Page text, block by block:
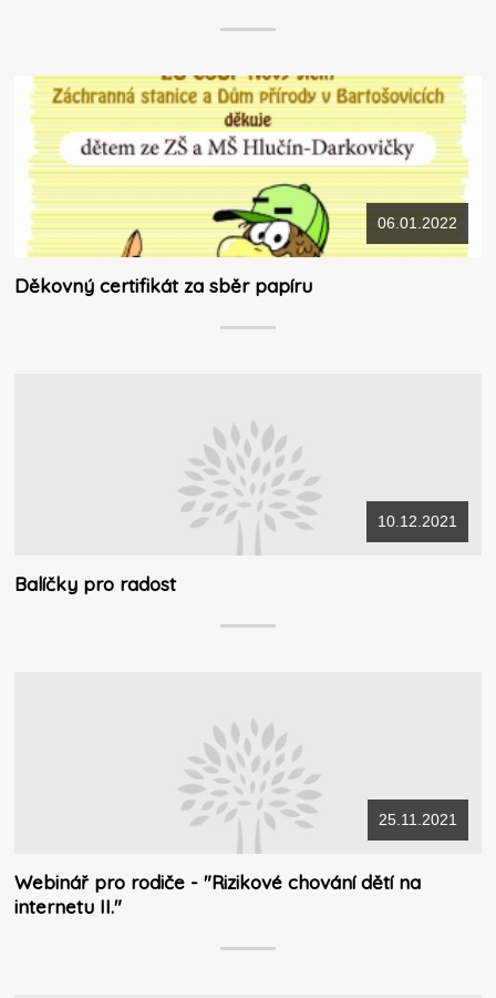
06.01.2022
Děkovný certifikát za sběr papíru
10.12.2021
Balíčky pro radost
25.11.2021
Webinář pro rodiče - "Rizikové chování dětí na
internetu II."